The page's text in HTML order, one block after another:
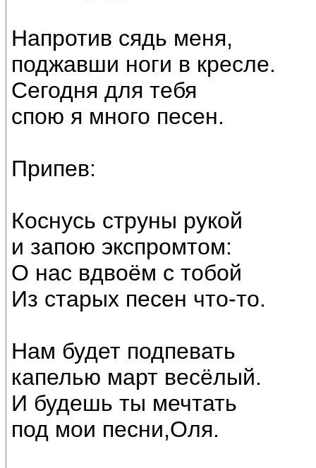
Напротив сядь меня,
поджавши ноги в кресле.
Сегодня для тебя
спою я много песен.
Припев:
Коснусь струны рукой
и запою экспромтом:
О нас вдвоём с тобой
Из старых песен что-то.
Нам будет подпевать
капелью март весёлый.
И будешь ты мечтать
под мои песни,Оля.